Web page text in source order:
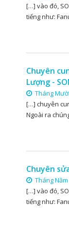
[…] vào đó,
tiếng như:
Chuyên
Lượng -
Tháng
[…] chuyên
Ngoài ra
Chuyên
Tháng
[…] vào đó,
tiếng như: